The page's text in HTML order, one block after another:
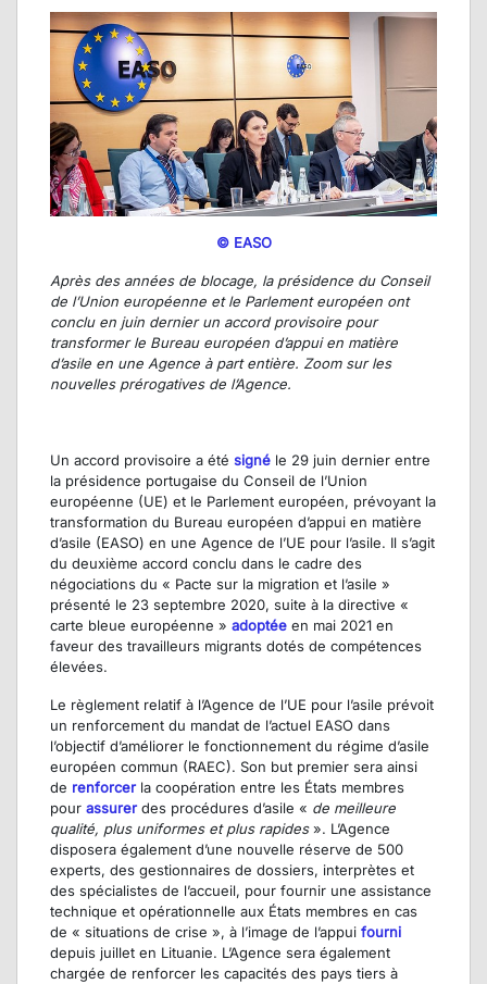
© EASO
Après des années de blocage, la présidence du Conseil
de l’Union européenne et le Parlement européen ont
conclu en juin dernier un accord provisoire pour
transformer le Bureau européen d’appui en matière
d’asile en une Agence à part entière. Zoom sur les
nouvelles prérogatives de l’Agence.
Un accord provisoire a été signé le 29 juin dernier entre
la présidence portugaise du Conseil de l’Union
européenne (UE) et le Parlement européen, prévoyant la
transformation du Bureau européen d’appui en matière
d’asile (EASO) en une Agence de l’UE pour l’asile. Il s’agit
du deuxième accord conclu dans le cadre des
négociations du « Pacte sur la migration et l’asile »
présenté le 23 septembre 2020, suite à la directive «
carte bleue européenne » adoptée en mai 2021 en
faveur des travailleurs migrants dotés de compétences
élevées.
Le règlement relatif à l’Agence de l’UE pour l’asile prévoit
un renforcement du mandat de l’actuel EASO dans
l’objectif d’améliorer le fonctionnement du régime d’asile
européen commun (RAEC). Son but premier sera ainsi
de renforcerla coopération entre les États membres
pour assurerdes procédures d’asile « de meilleure
qualité, plus uniformes et plus rapides». L’Agence
disposera également d’une nouvelle réserve de 500
experts, des gestionnaires de dossiers, interprètes et
des spécialistes de l’accueil, pour fournir une assistance
technique et opérationnelle aux États membres en cas
de « situations de crise », à l’image de l’appui fourni
depuis juillet en Lituanie. L’Agence sera également
chargée de renforcer les capacités des pays tiers à